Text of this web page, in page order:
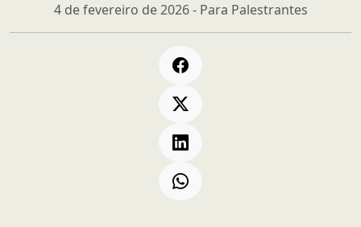
4 de fevereiro de 2026 - Para Palestrantes